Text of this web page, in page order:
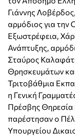
Γιάννης
αρμόδιος για την
Εξωστρέφεια,
Ανάπτυξης,
Σταύρος
Θρησκευμάτων
Τριτοβάθμια
η Γενική
Πρέσβης
παρέστησαν ο
Υπουργείου